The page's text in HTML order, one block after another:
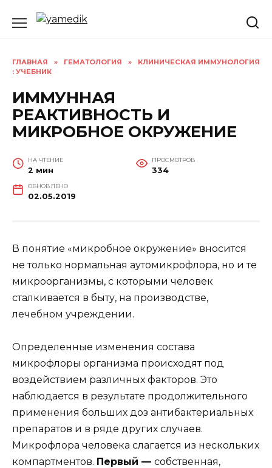
ГЛАВНАЯ » ГЕМАТОЛОГИЯ »
КЛИНИЧЕСКАЯ ИММУНОЛОГИЯ
: УЧЕБНИК
ИММУННАЯ
РЕАКТИВНОСТЬ И
МИКРОБНОЕ ОКРУЖЕНИЕ
НА ЧТЕНИЕ
2 мин
ПРОСМОТРОВ
334
ОБНОВЛЕНО
02.05.2019
В понятие «микробное окружение» вносится
не только нормальная аутомикрофлора, но и те
микроорганизмы, с которыми человек
сталкивается в быту, на производстве,
лечебном учреждении.
Определенные изменения состава
микрофлоры организма происходят под
воздействием различных факторов. Это
наблюдается в результате продолжительного
применения больших доз антибактериальных
препаратов и в ряде других случаев.
Микрофлора человека слагается из нескольких
компартментов. Первый — собственная,